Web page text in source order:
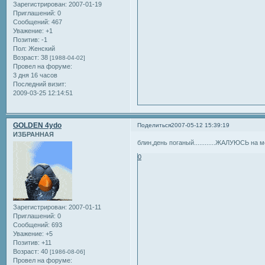
Зарегистрирован: 2007-01-19
Приглашений: 0
Сообщений: 467
Уважение: +1
Позитив: -1
Пол: Женский
Возраст: 38 [1988-04-02]
Провел на форуме:
3 дня 16 часов
Последний визит:
2009-03-25 12:14:51
Поделиться2007-05-12 15:39:19
GOLDEN 4ydo
ИЗБРАННАЯ
Зарегистрирован: 2007-01-11
Приглашений: 0
Сообщений: 693
Уважение: +5
Позитив: +11
Возраст: 40 [1986-08-06]
Провел на форуме:
блин,день поганый............ЖАЛУЮСЬ на
0